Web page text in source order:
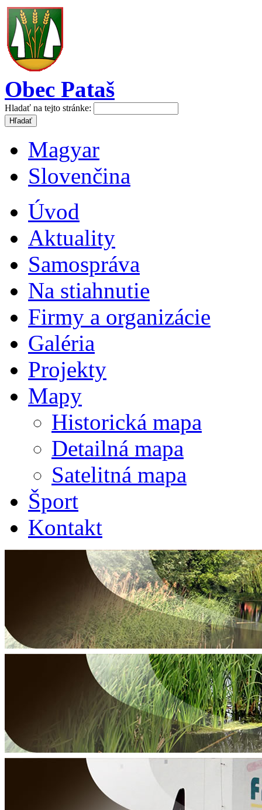
Obec Pataš
Hladať na tejto stránke:
Magyar
Slovenčina
Úvod
Aktuality
Samospráva
Na stiahnutie
Firmy a organizácie
Galéria
Projekty
Mapy
Historická mapa
Detailná mapa
Satelitná mapa
Šport
Kontakt